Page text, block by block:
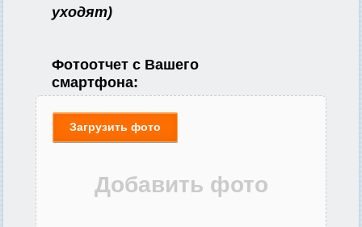
уходят)
Фотоотчет с Вашего
смартфона:
Загрузить фото